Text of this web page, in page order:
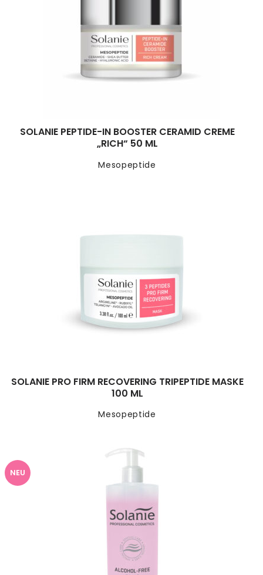
Mesopeptide
SOLANIE PEPTIDE-IN BOOSTER CERAMID CREME
„RICH“ 50 ML
Mesopeptide
SOLANIE PRO FIRM RECOVERING TRIPEPTIDE MASKE
100 ML
NEU